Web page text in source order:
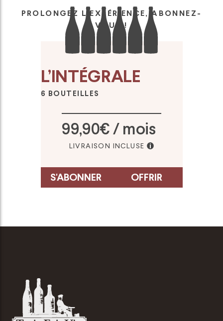
PROLONGEZ L’EXPÉRIENCE, ABONNEZ-
VOUS !
L’INTÉGRALE
6 BOUTEILLES
99,90€ / mois
LIVRAISON INCLUSE
S'ABONNER OFFRIR